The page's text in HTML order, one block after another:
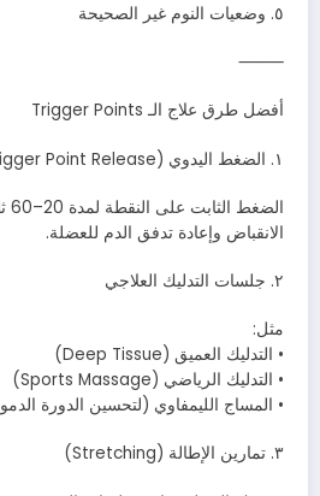
٥. وضعيات النوم غير الصحيحة
⸻
أفضل طرق علاج الـ Trigger Points
١. الضغط اليدوي (Trigger Point Release)
الانقباض وإعادة تدفق الدم للعضلة.
٢. جلسات التدليك العلاجي
مثل:
• التدليك العميق (Deep Tissue)
• التدليك الرياضي (Sports Massage)
• المساج الليمفاوي (لتحسين الدورة
٣. تمارين الإطالة (Stretching)